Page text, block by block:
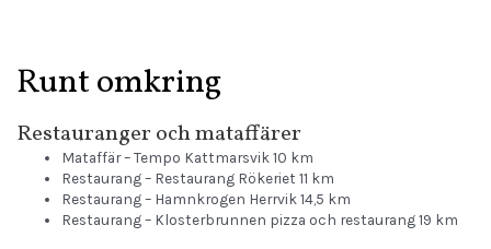
Runt omkring
Restauranger och mataffärer
Mataffär –Tempo Kattmarsvik10 km
Restaurang – Restaurang Rökeriet 11 km
Restaurang – Hamnkrogen Herrvik14,5 km
Restaurang – Klosterbrunnen pizza och restaurang19 km